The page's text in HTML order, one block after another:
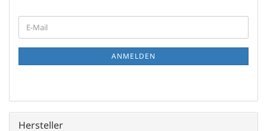
ZUR
NEWSLETTER-
E-
Mail
ANMELDEN
Hersteller